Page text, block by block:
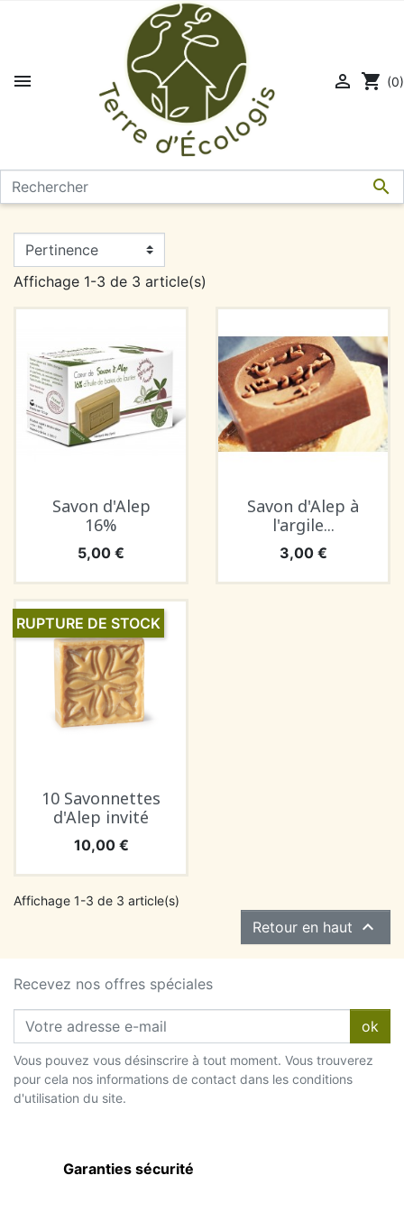


 shopping_cart (0)
Affichage 1-3 de 3 article(s)
Savon d'Alep
16%
Prix
5,00 €
Savon d'Alep à
l'argile...
Prix
3,00 €
10 Savonnettes
d'Alep invité
Prix
10,00 €
RUPTURE DE STOCK
Affichage 1-3 de 3 article(s)
Retour en haut 
Recevez nos offres spéciales
ok
Vous pouvez vous désinscrire à tout moment. Vous trouverez
pour cela nos informations de contact dans les conditions
d'utilisation du site.
Garanties sécurité